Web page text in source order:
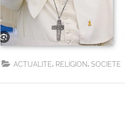
ACTUALITE RELIGION SOCIETE